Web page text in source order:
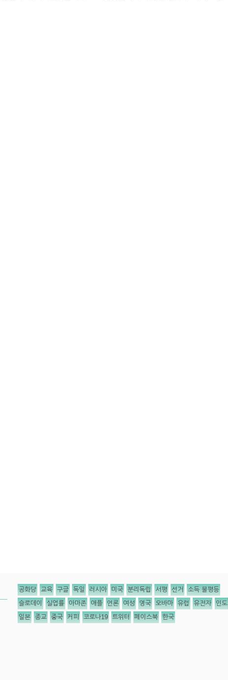
공화당 교육 구글 독일 러시아 미국 분리독립 서평 선거 소득 불평등
슬로데이 실업률 아마존 애플 언론 여성 영국 오바마 유럽 유전자 인도
일본 종교 중국 커피 코로나19 트위터 페이스북 한국